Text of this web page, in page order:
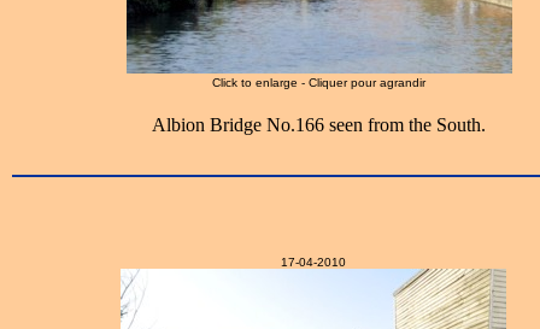
Click to enlarge - Cliquer pour agrandir
Albion Bridge No.166 seen from the South.
17-04-2010